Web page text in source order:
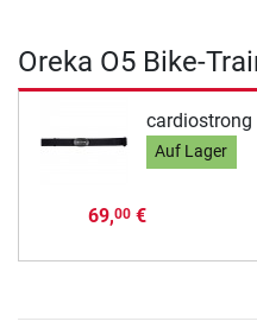
Oreka O5 Bike-
Auf Lager
69,00€